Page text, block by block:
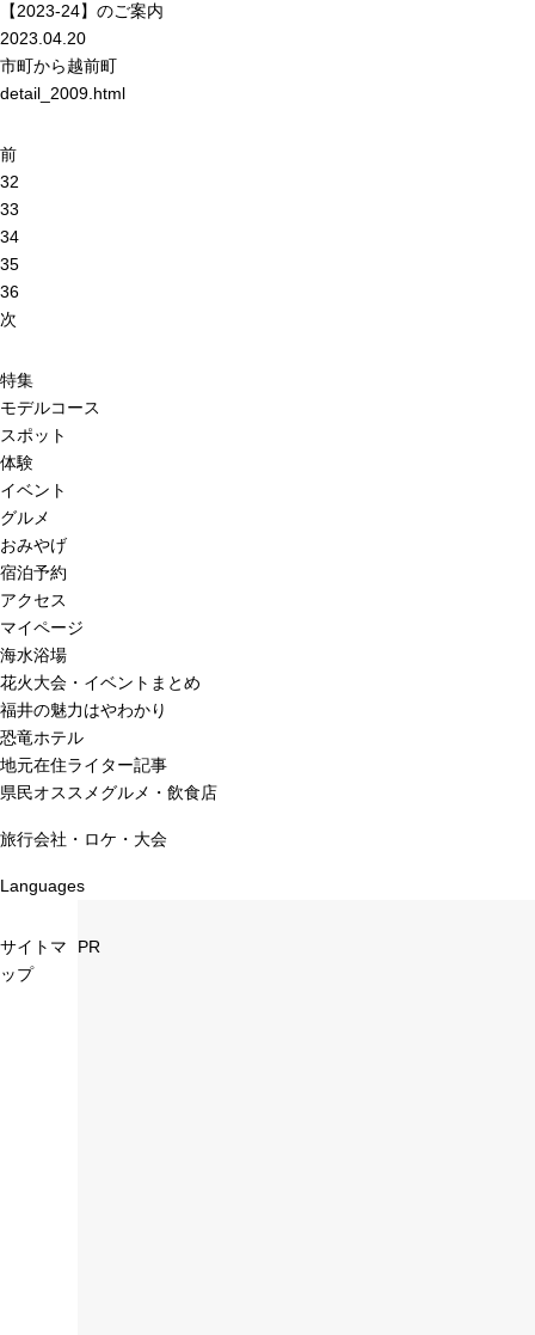
【2023-24】のご案内
2023.04.20
市町から越前町
detail_2009.html
前
32
33
34
35
36
次
特集
モデルコース
スポット
体験
イベント
グルメ
おみやげ
宿泊予約
アクセス
マイページ
海水浴場
花火大会・イベントまとめ
福井の魅力はやわかり
恐竜ホテル
地元在住ライター記事
県民オススメグルメ・飲食店
旅行会社・ロケ・大会
Languages
サイトマ
ップ
PR